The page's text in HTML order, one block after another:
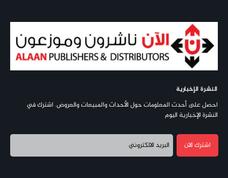
النشرة الإخبارية
احصل على أحدث المعلومات حول الأحداث والمبيعات والعروض. اشترك في
النشرة الإخبارية اليوم